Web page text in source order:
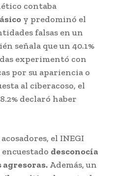
contaba
y predominó el
falsas en un
señala que un 40.1%
experimentó con
por su apariencia o
al ciberacoso, el
declaró haber
el INEGI
encuestado desconocía
agresoras. Además, un